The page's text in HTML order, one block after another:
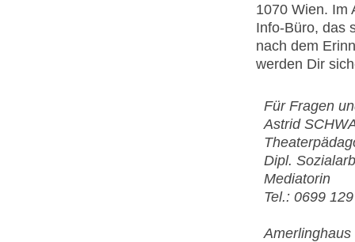
1070 Wien. Im
Info-Büro, das
nach dem
werden Dir
Für Fragen
Astrid
Dipl.
Mediatorin
Tel.: 0699
Amerlinghaus